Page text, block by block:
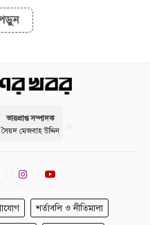
ভারপ্রাপ্ত সম্পাদক
সৈয়দ মেজবাহ উদ্দিন
শর্তাবলি ও নীতিমালা